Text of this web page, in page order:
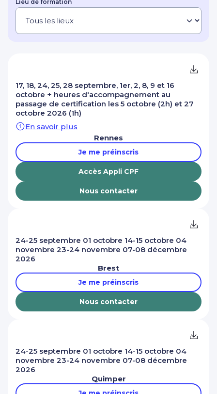
Lieu de formation
17, 18, 24, 25, 28 septembre, 1er, 2, 8, 9 et 16
octobre + heures d'accompagnement au
passage de certification les 5 octobre (2h) et 27
octobre 2026 (1h)
En savoir plus
Rennes
Je me préinscris
Accès Appli CPF
Nous contacter
24-25 septembre 01 octobre 14-15 octobre 04
novembre 23-24 novembre 07-08 décembre
2026
Brest
Je me préinscris
Nous contacter
24-25 septembre 01 octobre 14-15 octobre 04
novembre 23-24 novembre 07-08 décembre
2026
Quimper